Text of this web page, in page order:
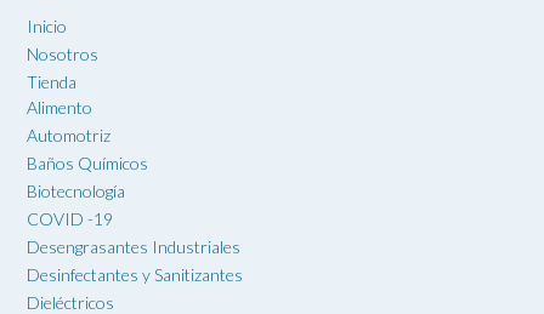
Inicio
Nosotros
Tienda
Alimento
Automotriz
Baños Químicos
Biotecnología
COVID -19
Desengrasantes Industriales
Desinfectantes y Sanitizantes
Dieléctricos